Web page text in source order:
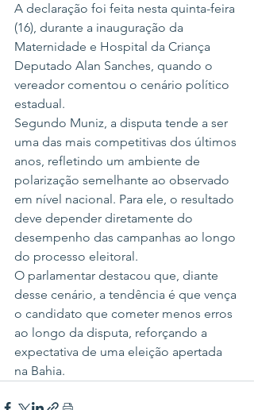
A declaração foi feita nesta quinta-feira
(16), durante a inauguração da
Maternidade e Hospital da Criança
Deputado Alan Sanches, quando o
vereador comentou o cenário político
estadual.
Segundo Muniz, a disputa tende a ser
uma das mais competitivas dos últimos
anos, refletindo um ambiente de
polarização semelhante ao observado
em nível nacional. Para ele, o resultado
deve depender diretamente do
desempenho das campanhas ao longo
do processo eleitoral.
O parlamentar destacou que, diante
desse cenário, a tendência é que vença
o candidato que cometer menos erros
ao longo da disputa, reforçando a
expectativa de uma eleição apertada
na Bahia.